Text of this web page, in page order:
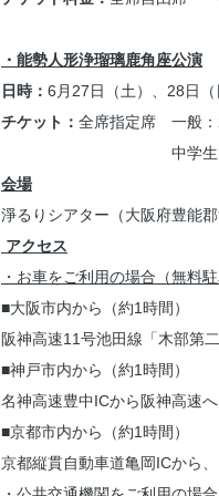
・能勢人形浄瑠璃鹿角座公演
日時： 6月27日（土）、28日
チケット： 全席指定席 一般：
中学生以下：
会場
淨るりシアター（大阪府豊能郡
アクセス
・お車をご利用の場合（無料駐
■大阪市内から（約1時間）
阪神高速11号池田線「木部第
■神戸市内から（約1時間）
名神高速豊中ICから阪神高速
■京都市内から（約1時間）
京都縦貫自動車道亀岡ICから